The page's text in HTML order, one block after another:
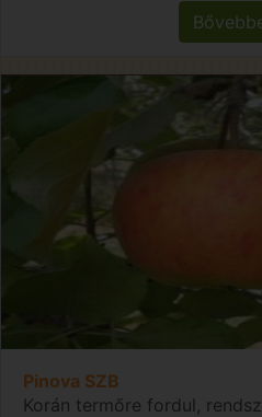
Pinova SZB
Korán termőre fordul,